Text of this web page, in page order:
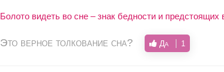
Болото видеть во сне – знак бедности и предстоящих
Это верное толкование сна? Да 1